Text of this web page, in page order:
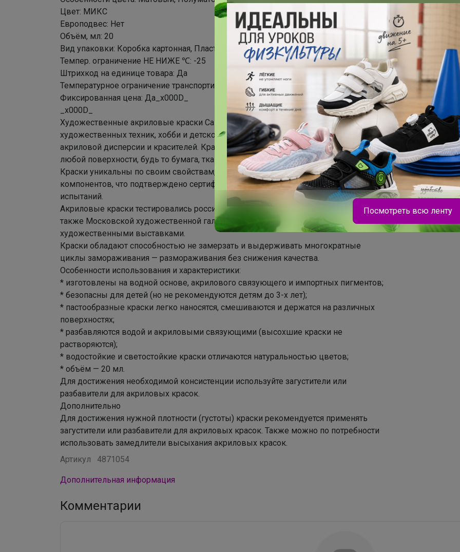
Цвет: МИКС
Европодвес: Нет
Объём, мл: 20
Вид упаковки: Коробка картонная, Пластиковая банка
Темпер. ограничение НЕ НИЖЕ ℃: -25
Штрихкод на единице товара: Да
Температурное ограничение транспортировки: Да
Фиксированная цена: Да_x000D_
_x000D_
Художественные акриловые краски Calligrata используются для разных
художественных техник, хобби и детского творчества. Изготовлены на основе
акриловой дисперсии и красителей. Красками можно рисовать практически на
любой поверхности, будь то бумага, ткань, стекло, дерево, металл, пластмасса.
Краски уникальны по своим свойствам, не токсичны, без вредных для здоровья
компонентов, что подтверждено сертификатами соответствия и протоколами
испытаний.
Акриловые краски тестировались российскими и зарубежными художниками, а
также Московской художественной галереей, Галичникской и Вевчанской
художественными выставками.
Краски обладают способностью не замерзать и выдерживать многократные
циклы замораживания — размораживания без снижения качества.
Особенности использования и характеристики:
* изготовлены на водной основе, акрилового связующего и импортных пигментов;
* безопасны для детей (но не рекомендуются детям до 3-х лет);
* пастообразные краски легко наносятся, смешиваются и держатся на различных
поверхностях;
* разбавляются водой и акриловыми связующими (высохшие краски не
растворяются);
* водостойкие и светостойкие краски отличаются натуральностью цветов;
* объём — 20 мл.
Для достижения необходимой консистенции используйте загустители или
разбавители для акриловых красок.
Дополнительно
Для достижения нужной плотности (густоты) краски рекомендуется применять
загустители или разбавители для акриловых красок. Также можно по потребности
использовать замедлители высыхания акриловых красок.
Артикул
4871054
Дополнительная информация
Комментарии
Леныра
Детская коллекция качественного и легкого
термобелья
Посмотреть всю ленту